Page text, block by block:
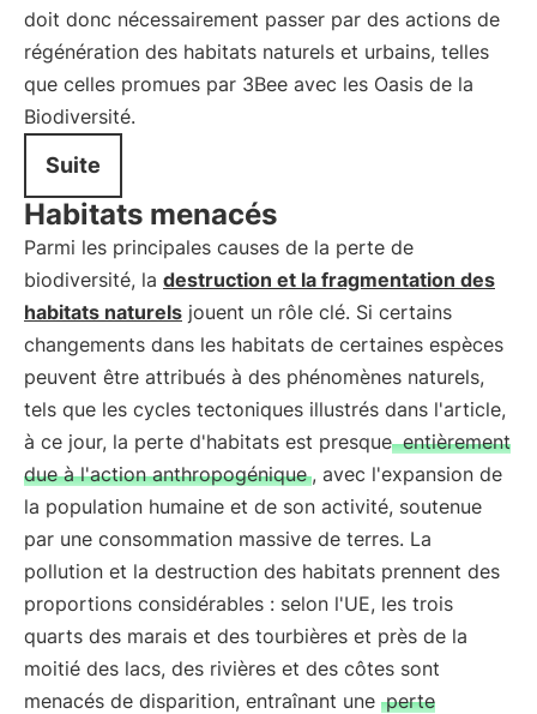
doit donc nécessairement passer par des actions de
régénération des habitats naturels et urbains, telles
que celles promues par 3Bee avec les Oasis de la
Biodiversité.
Suite
Habitats menacés
Parmi les principales causes de la perte de
biodiversité, la destruction et la fragmentation des
habitats naturels jouent un rôle clé. Si certains
changements dans les habitats de certaines espèces
peuvent être attribués à des phénomènes naturels,
tels que les cycles tectoniques illustrés dans l'article,
à ce jour, la perte d'habitats est presque entièrement
due à l'action anthropogénique , avec l'expansion de
la population humaine et de son activité, soutenue
par une consommation massive de terres. La
pollution et la destruction des habitats prennent des
proportions considérables : selon l'UE, les trois
quarts des marais et des tourbières et près de la
moitié des lacs, des rivières et des côtes sont
menacés de disparition, entraînant une perte